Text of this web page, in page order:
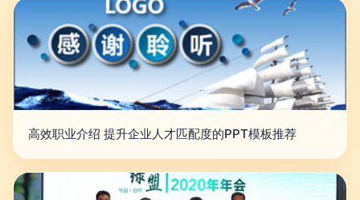
高效职业介绍 提升企业人才匹配度的PPT模板推荐